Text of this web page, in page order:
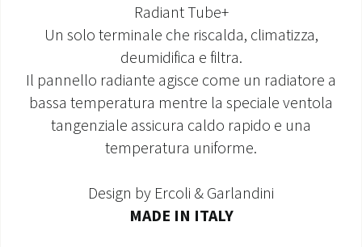
ASSISTENZA E GARANZIE
CENTRI ASSISTENZA E RICAMBI
Radiant Tube+
Un solo terminale che riscalda, climatizza,
deumidifica e filtra.
Il pannello radiante agisce come un radiatore a
bassa temperatura mentre la speciale ventola
tangenziale assicura caldo rapido e una
temperatura uniforme.
Design by Ercoli & Garlandini
MADE IN ITALY